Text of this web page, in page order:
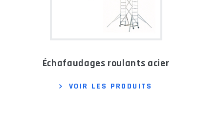
échafaudages roulants acier
VOIR LES PRODUITS